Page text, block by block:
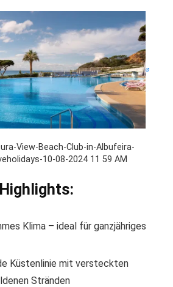
View-Beach-Club-in-Albufeira-
10-08-2024 11 59 AM
Klima – ideal für ganzjähriges
Küstenlinie mit versteckten
Stränden